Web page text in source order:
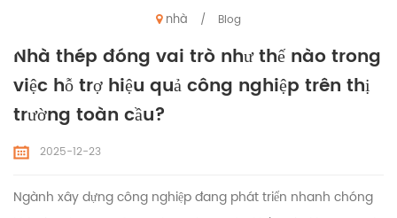
nhà / Blog
Nhà thép đóng vai trò như thế nào trong
việc hỗ trợ hiệu quả công nghiệp trên thị
trường toàn cầu?
2025-12-23
Ngành xây dựng công nghiệp đang phát triển nhanh chóng